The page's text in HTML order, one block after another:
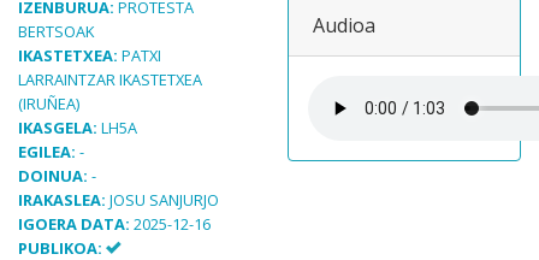
IZENBURUA: PROTESTA
BERTSOAK
IKASTETXEA: PATXI
LARRAINTZAR IKASTETXEA
(IRUÑEA)
IKASGELA: LH5A
EGILEA: -
DOINUA: -
IRAKASLEA: JOSU SANJURJO
IGOERA DATA: 2025-12-16
PUBLIKOA:
Audioa